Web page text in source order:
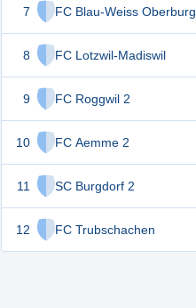
7 FC Blau-Weiss Oberburg
8 FC Lotzwil-Madiswil
9 FC Roggwil 2
10 FC Aemme 2
11 SC Burgdorf 2
12 FC Trubschachen